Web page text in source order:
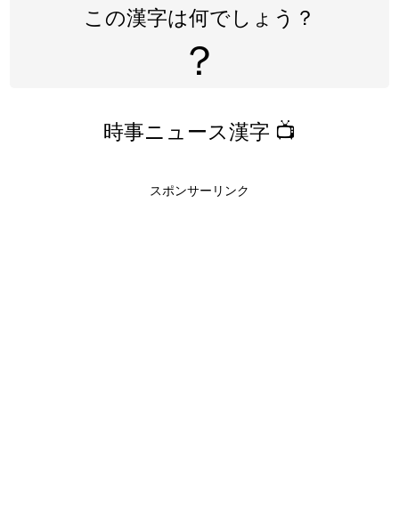
この漢字は何でしょう？
？
時事ニュース漢字 📺
スポンサーリンク